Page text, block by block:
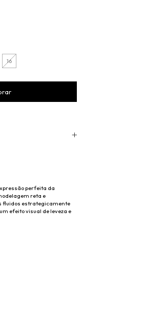
16
perfeita da
reta e
fluidos estrategicamente
efeito visual de leveza e